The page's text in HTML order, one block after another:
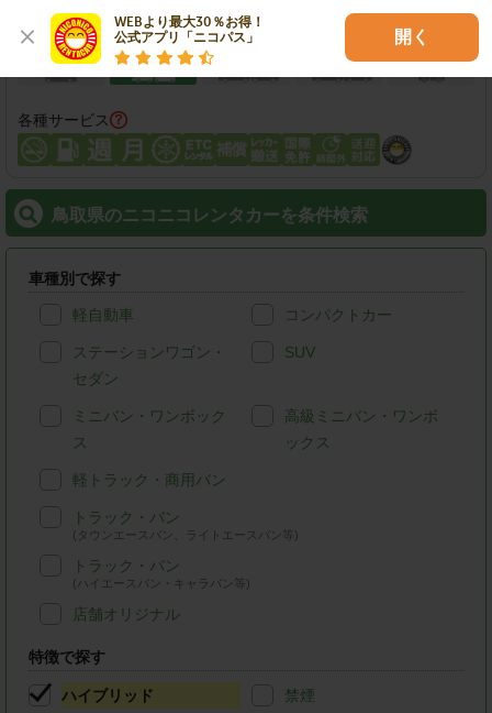
WEBより最大30％お得！
公式アプリ「ニコパス」
開く
各種サービス
鳥取県のニコニコレンタカーを条件検索
車種別で探す
軽自動車 コンパクトカー
ステーションワゴン・
セダン
SUV
ミニバン・ワンボック
ス
高級ミニバン・ワンボ
ックス
軽トラック・商用バン
トラック・バン
(タウンエースバン、ライトエースバン等)
トラック・バン
(ハイエースバン・キャラバン等)
店舗オリジナル
特徴で探す
ハイブリッド 禁煙